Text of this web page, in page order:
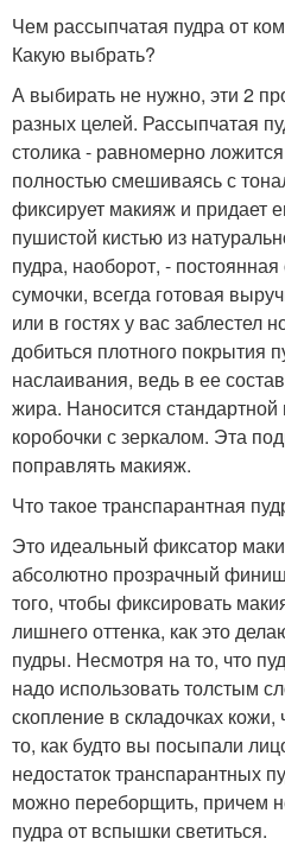
Чем рассыпчатая пудра от
Какую выбрать?
А выбирать не нужно, эти 2
разных целей. Рассыпчатая
столика - равномерно
полностью смешиваясь с
фиксирует макияж и придает
пушистой кистью из
пудра, наоборот, -
сумочки, всегда готовая
или в гостях у вас заблестел
добиться плотного покрытия
наслаивания, ведь в ее
жира. Наносится
коробочки с зеркалом. Эта
поправлять макияж.
Что такое транспарантная
Это идеальный фиксатор
абсолютно прозрачный
того, чтобы фиксировать
лишнего оттенка, как это
пудры. Несмотря на то, что
надо использовать толстым
скопление в складочках
то, как будто вы посыпали
недостаток транспарантных
можно переборщить, причем
пудра от вспышки светиться.